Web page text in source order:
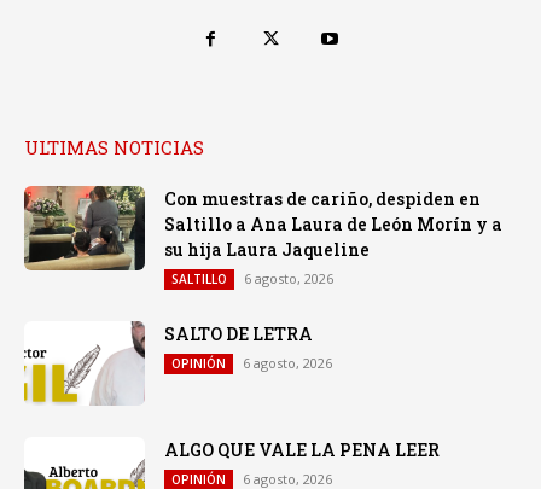
ULTIMAS NOTICIAS
Con muestras de cariño, despiden en
Saltillo a Ana Laura de León Morín y a
su hija Laura Jaqueline
SALTILLO 6 agosto, 2026
SALTO DE LETRA
OPINIÓN 6 agosto, 2026
ALGO QUE VALE LA PENA LEER
OPINIÓN 6 agosto, 2026